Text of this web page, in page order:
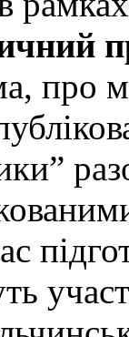
про